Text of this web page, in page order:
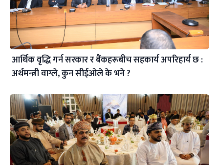
आर्थिक वृद्धि गर्न सरकार र बैंकहरूबीच सहकार्य अपरिहार्य छ :
अर्थमन्त्री वाग्ले, कुन सीईओले के भने ?